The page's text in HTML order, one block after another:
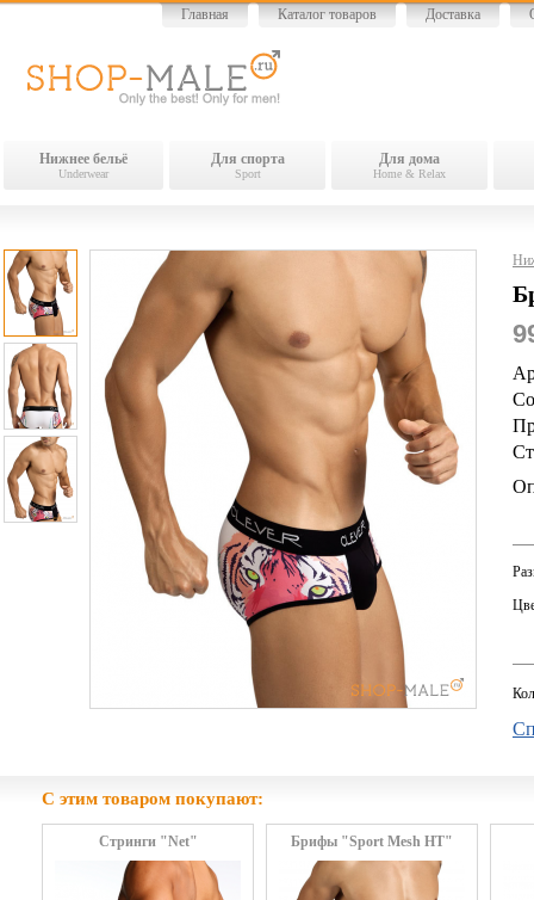
Главная Каталог товаров Доставка
Нижнее бельё
Underwear
Для спорта
Sport
Для дома
Home & Relax
С этим товаром покупают:
Стринги "Net" Брифы "Sport Mesh HT"